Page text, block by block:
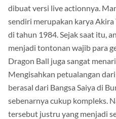
dibuat versi live actionnya.
sendiri merupakan karya
di tahun 1984. Sejak saat itu,
menjadi tontonan wajib para
Dragon Ball juga sangat
Mengisahkan petualangan
berasal dari Bangsa Saiya di
sebenarnya cukup kompleks.
tersebut justru yang menjadi